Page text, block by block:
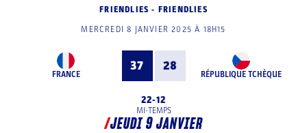
FRIENDLIES - FRIENDLIES
MERCREDI 8 JANVIER 2025 À 18H15
FRANCE
37 28
RÉPUBLIQUE TCHÈQUE
22-12
MI-TEMPS
JEUDI 9 JANVIER